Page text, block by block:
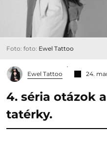
Foto: foto: Ewel Tattoo
Ewel Tattoo 24.
4. séria otázok
tatérky.